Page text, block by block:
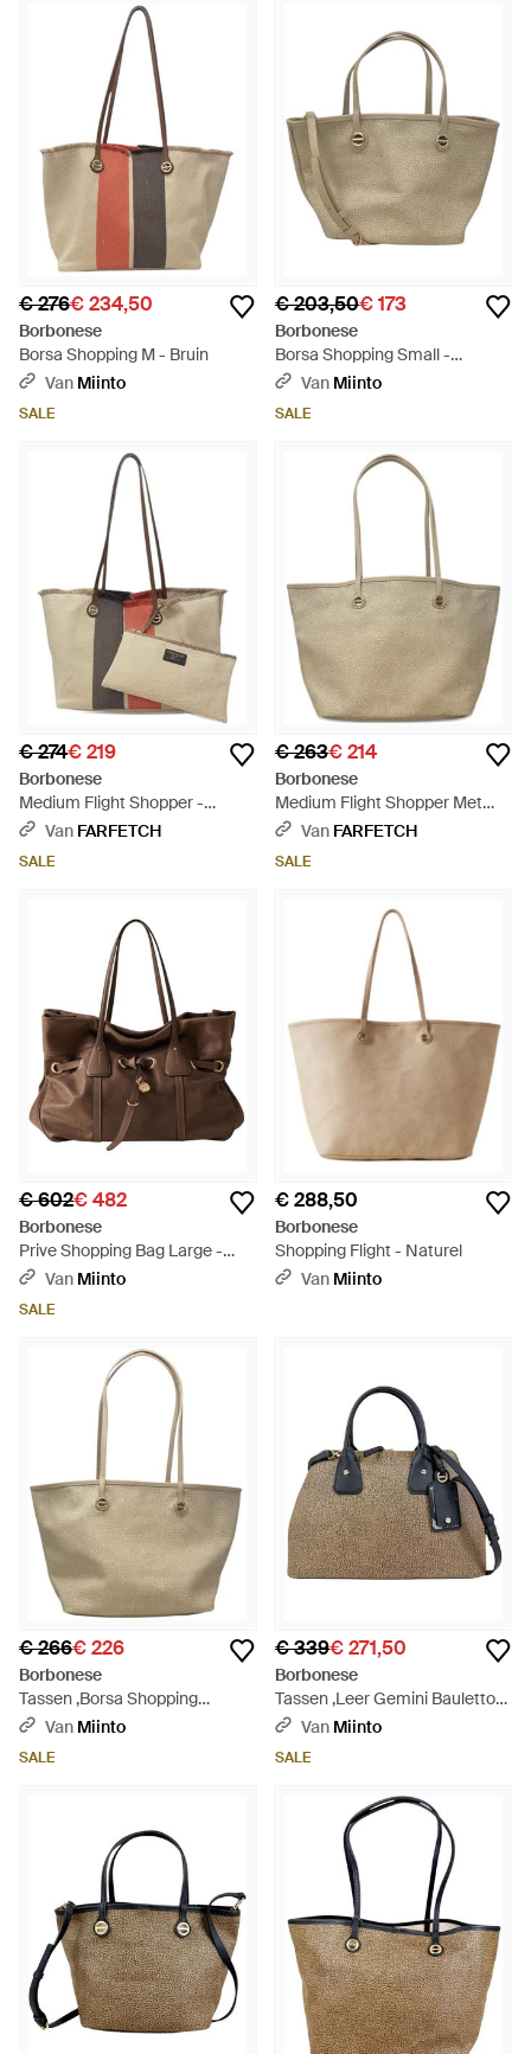
€ 276€ 234,50
Borbonese
Borsa Shopping M - Bruin
Van Miinto
SALE
€ 203,50€ 173
Borbonese
Borsa Shopping Small -
Metallic
Van Miinto
SALE
€ 274€ 219
Borbonese
Medium Flight Shopper -
Naturel
Van FARFETCH
SALE
€ 263€ 214
Borbonese
Medium Flight Shopper Met
Print - Wit
Van FARFETCH
SALE
€ 602€ 482
Borbonese
Prive Shopping Bag Large -
BruinVan Miinto
SALE
€ 288,50
Borbonese
Shopping Flight - Naturel
Van Miinto
€ 266€ 226
Borbonese
Tassen ,Borsa Shopping
Medium - Naturel
Van Miinto
SALE
€ 339€ 271,50
Borbonese
Tassen ,Leer Gemini Bauletto
Tas - Naturel
Van Miinto
SALE